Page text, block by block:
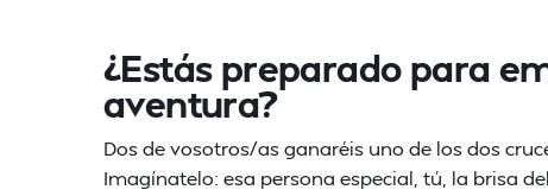
¿Estás preparado para
aventura?
Dos de vosotros/as ganaréis uno de los dos
Imagínatelo: esa persona especial, tú, la brisa